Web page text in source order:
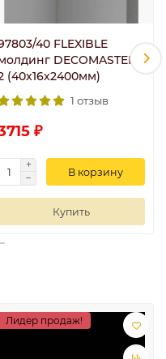
40 FLEXIBLE
DECOMASTER-
(40х16х2400мм)
1 отзыв
₽
В корзину
Купить
Лидер продаж!